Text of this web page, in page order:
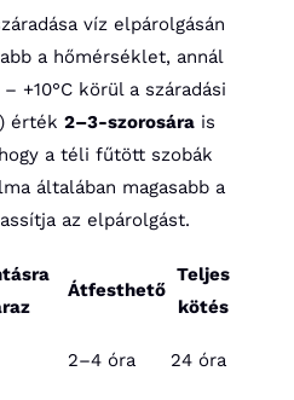
víz elpárolgásán
a hőmérséklet, annál
+10°C körül a száradási
érték 2–3-szorosárais
a téli fűtött szobák
általában magasabb a
az elpárolgást.
Átfesthető
Teljes
kötés
2–4 óra 24 óra